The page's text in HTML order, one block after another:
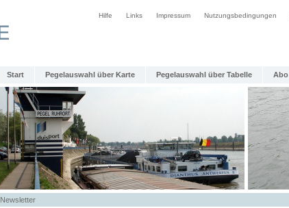
Hilfe Links Impressum Nutzungsbedingungen
Start Pegelauswahl über Karte Pegelauswahl über Tabelle Abo
Newsletter